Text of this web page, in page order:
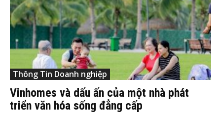
Thông Tin Doanh nghiệp
Vinhomes và dấu ấn của một nhà phát
triển văn hóa sống đẳng cấp